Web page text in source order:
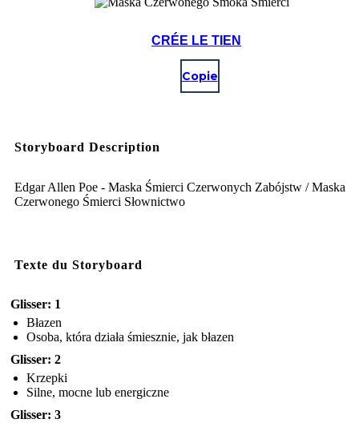
CRÉE LE TIEN
Copie
Storyboard Description
Edgar Allen Poe - Maska Śmierci Czerwonych Zabójstw / Maska
Czerwonego Śmierci Słownictwo
Texte du Storyboard
Glisser: 1
Błazen
Osoba, która działa śmiesznie, jak błazen
Glisser: 2
Krzepki
Silne, mocne lub energiczne
Glisser: 3